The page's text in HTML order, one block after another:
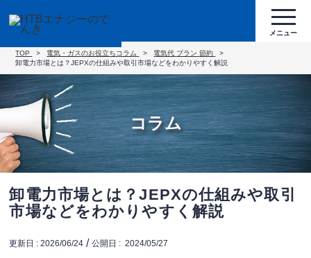
TOP 電気・ガスのお役立ちコラム 電気代 プラン 節約
卸電力市場とは？JEPXの仕組みや取引市場などをわかりやすく解説
コラム
卸電力市場とは？JEPXの仕組みや取引
市場などをわかりやすく解説
更新日 :2026/06/24 /公開日 : 2024/05/27